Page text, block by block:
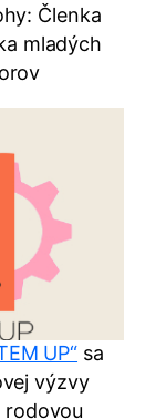
Členka
mladých
UP“ sa
výzvy
rodovou